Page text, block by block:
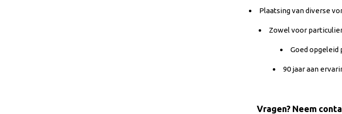
Plaatsing van diverse
Zowel voor
Goed opgeleid
90 jaar aan
Vragen? Neem